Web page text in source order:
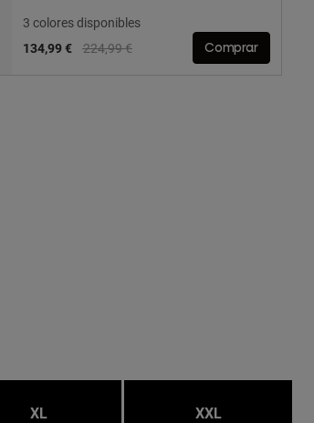
3 colores disponibles
Price reduced from
224,99 €to
134,99 € Comprar
XL XXL